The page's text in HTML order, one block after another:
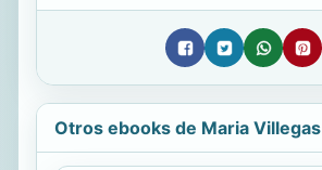
Otros ebooks de Maria Villegas